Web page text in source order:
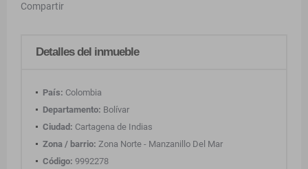
Compartir
Detalles del inmueble
País: Colombia
Departamento: Bolívar
Ciudad: Cartagena de Indias
Zona / barrio: Zona Norte - Manzanillo Del Mar
Código: 9992278